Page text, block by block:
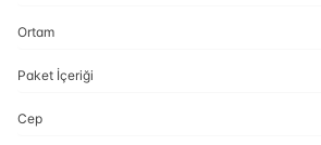
Ortam
Paket İçeriği
Cep